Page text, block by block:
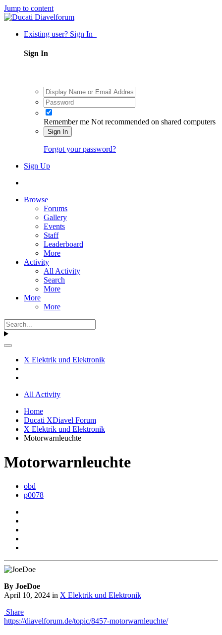
Jump to content
Existing user? Sign In
Sign In
Remember me Not recommended on shared computers
Sign In
Forgot your password?
Sign Up
Browse
Forums
Gallery
Events
Staff
Leaderboard
More
Activity
All Activity
Search
More
More
More
X Elektrik und Elektronik
All Activity
Home
Ducati XDiavel Forum
X Elektrik und Elektronik
Motorwarnleuchte
Motorwarnleuchte
obd
p0078
By JoeDoe
April 10, 2024 in X Elektrik und Elektronik
Share
https://diavelforum.de/topic/8457-motorwarnleuchte/